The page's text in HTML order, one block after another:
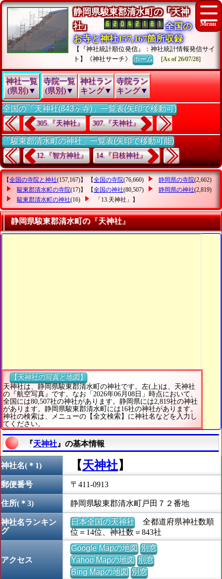
静岡県駿東郡清水町の『天神
社』
全国の
お寺と神社157,167箇所収録
【『神社統計順位発信』：神社統計情報発信サイ
ト】《神社サーチ》ホーム [As of 26/07/28]
神社一覧
(県別)▼
寺院一覧
(県別)▼
神社ラン
キング▼
寺院ラン
キング▼
全国の「天神社(843ヶ寺)」一覧表(矢印で移動可)
305.『天神社』 307.『天神社』
「駿東郡清水町の神社」一覧表(矢印で移動可能)
12.『智方神社』 14.『日枝神社』
【全国の寺院と神社(157,167)】 【全国の寺院(76,660) 静岡県の寺院(2,602)
駿東郡清水町の寺院(17)】 【全国の神社(80,507) 静岡県の神社(2,819)
駿東郡清水町の神社(16) 「13.天神社」 】
静岡県駿東郡清水町の『天神社』
【天神社の写真と地図】
天神社は、静岡県駿東郡清水町の神社です。左(上)は、天神社
の『航空写真』です。なお「2026年06月08日」時点において、
全国には80,507社の神社があります。静岡県には2,819社の神社
があります。静岡県駿東郡清水町には16社の神社があります。
神社の検索は、メニューの【全文検索】に神社名などを入力し
てください。
『天神社 』の基本情報
神社名(＊1) 【天神社】
郵便番号 〒411-0913
住所(＊3) 静岡県駿東郡清水町戸田７２番地
神社名ランキン
グ
日本全国の天神社全都道府県神社数順
位＝14位、神社数＝843社
アクセス
Google Mapの地図 別窓
Yahoo Mapの地図 別窓
Bing Mapの地図 別窓